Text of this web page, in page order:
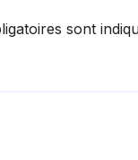
sont